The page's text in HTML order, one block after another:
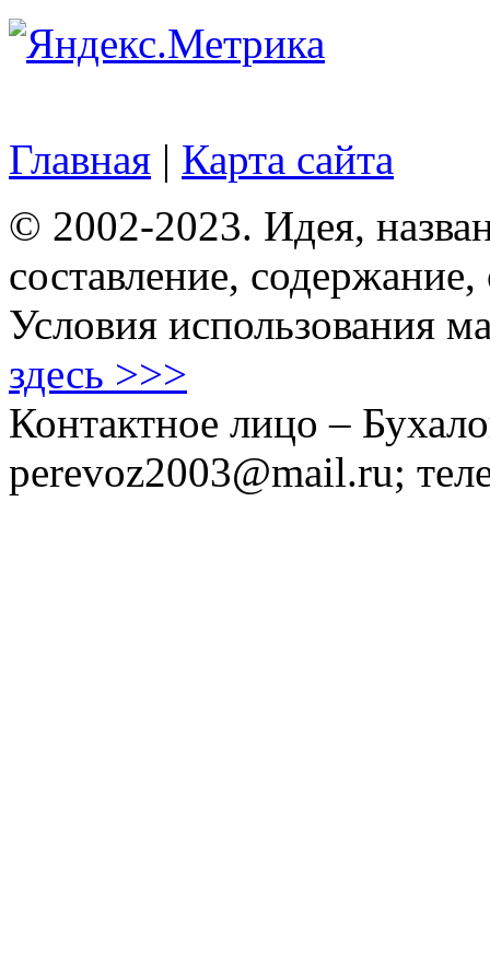
Главная | Карта сайта
© 2002-2023. Идея,
составление,
Условия использования
здесь >>>
Контактное лицо –
perevoz2003@mail.ru;